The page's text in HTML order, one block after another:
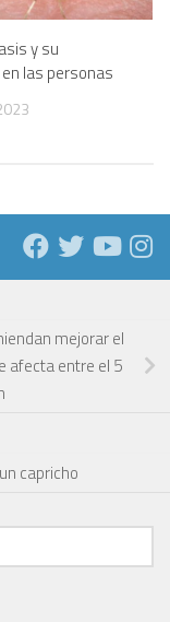
y su
las personas
mejorar el
afecta entre el 5
capricho